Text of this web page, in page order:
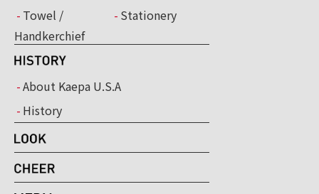
Towel /
Handkerchief
Stationery
About Kaepa U.S.A
History